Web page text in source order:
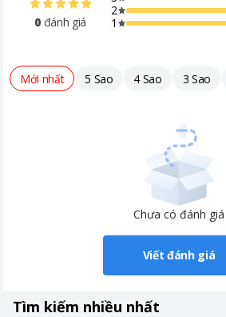
chi tiết và sắc
trợ công nghệ
Contrast
làm cho hình
- Công nghệ
2CH, cộng
Tracking
nghệ âm
hình ảnh -
hóa theo nội
symphony: Sử
tối ưu hóa
thanh và toàn
0 đánh giá
2
1
Mới nhất 5 Sao 4 Sao 3 Sao
Chưa có đánh giá
Viết đánh giá
Tìm kiếm nhiều nhất